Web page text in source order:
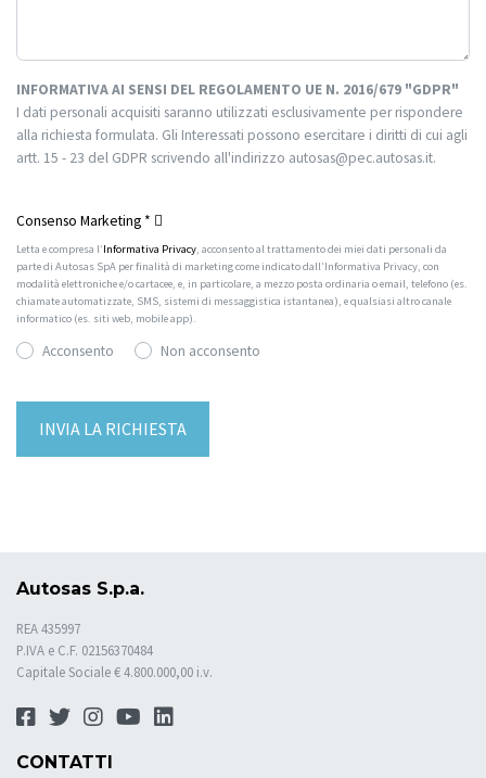
INFORMATIVA AI SENSI DEL REGOLAMENTO UE N. 2016/679 "GDPR"
I dati personali acquisiti saranno utilizzati esclusivamente per rispondere
alla richiesta formulata. Gli Interessati possono esercitare i diritti di cui agli
artt. 15 - 23 del GDPR scrivendo all'indirizzo autosas@pec.autosas.it.
Consenso Marketing *
Letta e compresa l’Informativa Privacy , acconsento al trattamento dei miei dati personali da
parte di Autosas SpA per finalità di marketing come indicato dall’Informativa Privacy, con
modalità elettroniche e/o cartacee, e, in particolare, a mezzo posta ordinaria o email, telefono (es.
chiamate automatizzate, SMS, sistemi di messaggistica istantanea), e qualsiasi altro canale
informatico (es. siti web, mobile app).
Acconsento Non acconsento
Autosas S.p.a.
REA 435997
P.IVA e C.F. 02156370484
Capitale Sociale € 4.800.000,00 i.v.
CONTATTI